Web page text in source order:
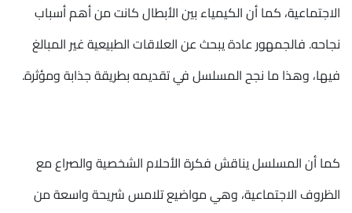
الاجتماعية، كما أن الكيمياء بين الأبطال كانت من أهم أسباب
نجاحه. فالجمهور عادة يبحث عن العلاقات الطبيعية غير المبالغ
فيها، وهذا ما نجح المسلسل في تقديمه بطريقة جذابة ومؤثرة.
كما أن المسلسل يناقش فكرة الأحلام الشخصية والصراع مع
الظروف الاجتماعية، وهي مواضيع تلامس شريحة واسعة من